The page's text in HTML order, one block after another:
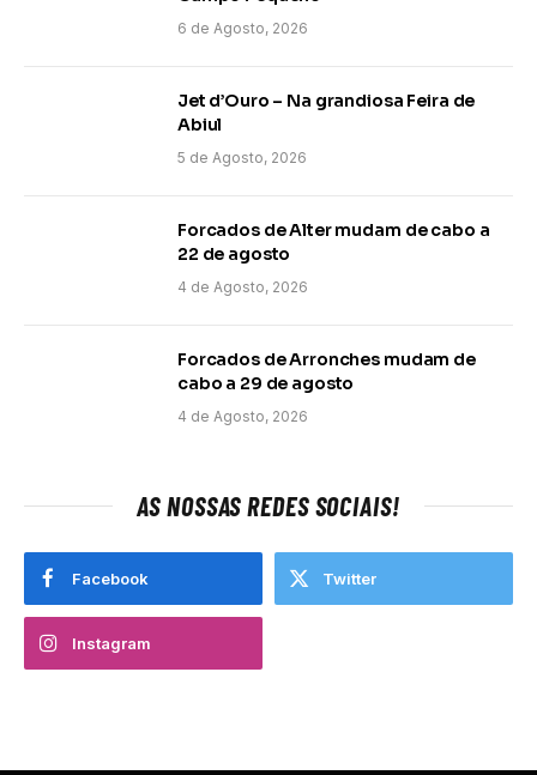
6 de Agosto, 2026
Jet d’Ouro – Na grandiosa Feira de
Abiul
5 de Agosto, 2026
Forcados de Alter mudam de cabo a
22 de agosto
4 de Agosto, 2026
Forcados de Arronches mudam de
cabo a 29 de agosto
4 de Agosto, 2026
AS NOSSAS REDES SOCIAIS!
Facebook Twitter
Instagram